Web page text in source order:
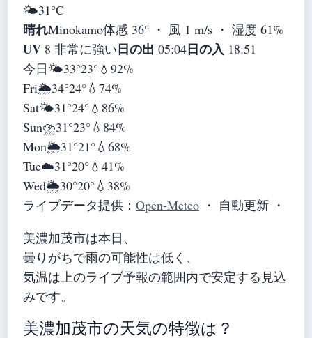
🌤️31°C
晴れMinokamo体感 36° ・ 風 1 m/s ・ 湿度 61%
UV 8 非常に強い日の出 05:04日の入 18:51
今日🌤️33°23°💧92%
Fri🌦️34°24°💧74%
Sat🌤️31°24°💧86%
Sun⛈️31°23°💧84%
Mon🌦️31°21°💧68%
Tue☁️31°20°💧41%
Wed🌦️30°20°💧38%
ライブデータ提供： Open-Meteo ・ 自動更新 ・
美濃加茂市は本日、
曇りがちで雨の可能性は低く、
気温は上のライブ予報の範囲内で安定する見込
みです。
美濃加茂市の天気の特徴は？